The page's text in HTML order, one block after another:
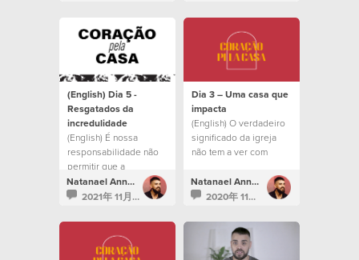
(English) Dia 5 -
Resgatados da
incredulidade
(English) É nossa
responsabilidade não
permitir que a
familiaridade e a
incredulidade nos
Deus tem para nós.
Natanael Annacondia
2021年 11月 12日
Dia 3 – Uma casa que
impacta
(English) O verdadeiro
significado da igreja
não tem a ver com
Natanael Annacondia
2020年 11月 7日